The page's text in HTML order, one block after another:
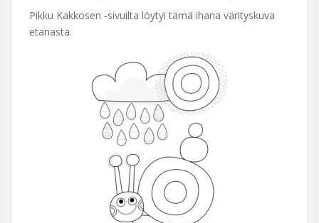
Pikku Kakkosen -sivuilta löytyi tämä ihana värityskuva
etanasta.